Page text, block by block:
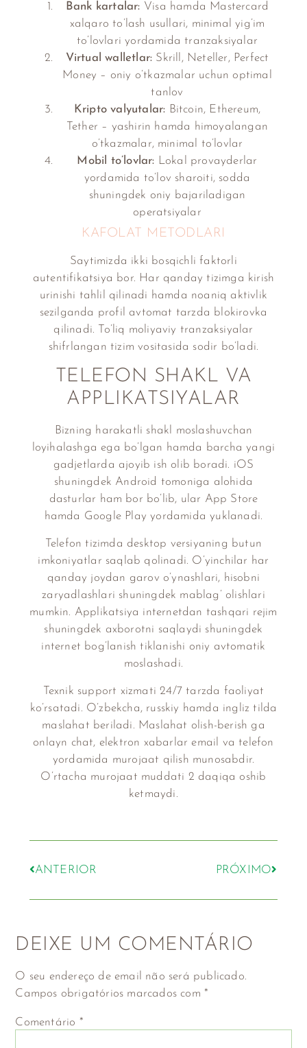
Bank kartalar: Visa hamda Mastercard
xalqaro to’lash usullari, minimal yig’im
to’lovlari yordamida tranzaksiyalar
Virtual walletlar: Skrill, Neteller, Perfect
Money – oniy o’tkazmalar uchun optimal
tanlov
Kripto valyutalar: Bitcoin, Ethereum,
Tether – yashirin hamda himoyalangan
o’tkazmalar, minimal to’lovlar
Mobil to’lovlar: Lokal provayderlar
yordamida to’lov sharoiti, sodda
shuningdek oniy bajariladigan
operatsiyalar
KAFOLAT METODLARI
Saytimizda ikki bosqichli faktorli
autentifikatsiya bor. Har qanday tizimga kirish
urinishi tahlil qilinadi hamda noaniq aktivlik
sezilganda profil avtomat tarzda blokirovka
qilinadi. To’liq moliyaviy tranzaksiyalar
shifrlangan tizim vositasida sodir bo’ladi.
TELEFON SHAKL VA
APPLIKATSIYALAR
Bizning harakatli shakl moslashuvchan
loyihalashga ega bo’lgan hamda barcha yangi
gadjetlarda ajoyib ish olib boradi. iOS
shuningdek Android tomoniga alohida
dasturlar ham bor bo’lib, ular App Store
hamda Google Play yordamida yuklanadi.
Telefon tizimda desktop versiyaning butun
imkoniyatlar saqlab qolinadi. O’yinchilar har
qanday joydan garov o’ynashlari, hisobni
zaryadlashlari shuningdek mablag’ olishlari
mumkin. Applikatsiya internetdan tashqari rejim
shuningdek axborotni saqlaydi shuningdek
internet bog’lanish tiklanishi oniy avtomatik
moslashadi.
Texnik support xizmati 24/7 tarzda faoliyat
ko’rsatadi. O’zbekcha, russkiy hamda ingliz tilda
maslahat beriladi. Maslahat olish-berish ga
onlayn chat, elektron xabarlar email va telefon
yordamida murojaat qilish munosabdir.
O’rtacha murojaat muddati 2 daqiqa oshib
ketmaydi.
ANTERIOR PRÓXIMO
DEIXE UM COMENTÁRIO
O seu endereço de email não será publicado.
Campos obrigatórios marcados com *
Comentário *